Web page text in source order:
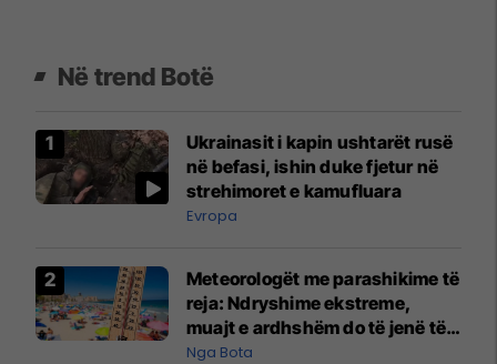
Në trend Botë
Ukrainasit i kapin ushtarët rusë
në befasi, ishin duke fjetur në
strehimoret e kamufluara
Evropa
Meteorologët me parashikime të
reja: Ndryshime ekstreme,
muajt e ardhshëm do të jenë të
pazakontë
Nga Bota